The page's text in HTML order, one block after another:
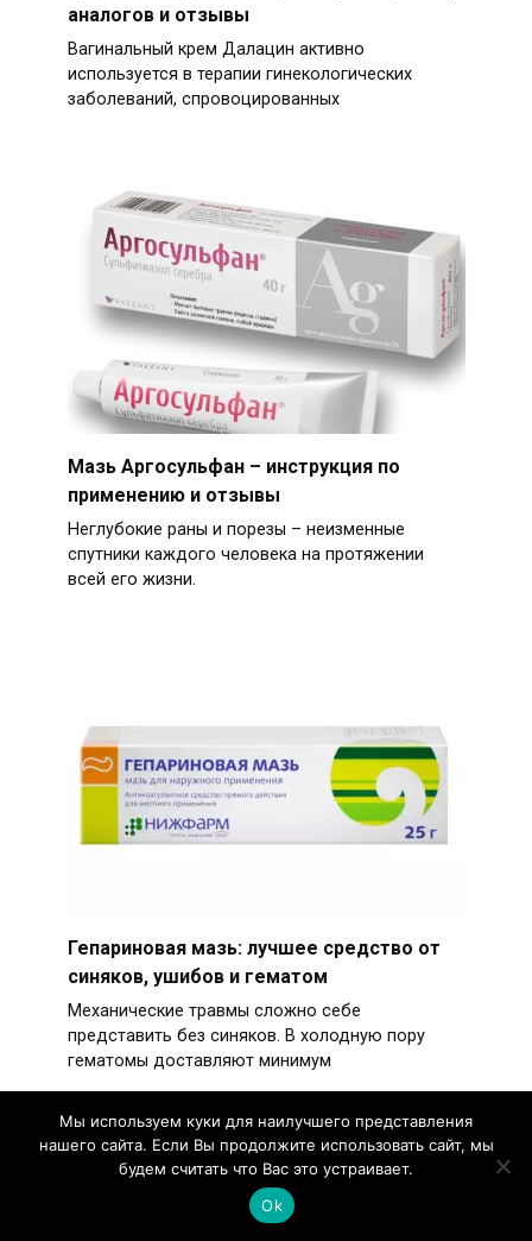
аналогов и отзывы
Вагинальный крем Далацин активно
используется в терапии гинекологических
заболеваний, спровоцированных
Мазь Аргосульфан – инструкция по
применению и отзывы
Неглубокие раны и порезы – неизменные
спутники каждого человека на протяжении
всей его жизни.
Гепариновая мазь: лучшее средство от
синяков, ушибов и гематом
Механические травмы сложно себе
представить без синяков. В холодную пору
гематомы доставляют минимум
Мы используем куки для наилучшего представления
нашего сайта. Если Вы продолжите использовать сайт, мы
будем считать что Вас это устраивает.
Ok